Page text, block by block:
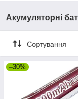
Акумуляторні
Сортування
–30%